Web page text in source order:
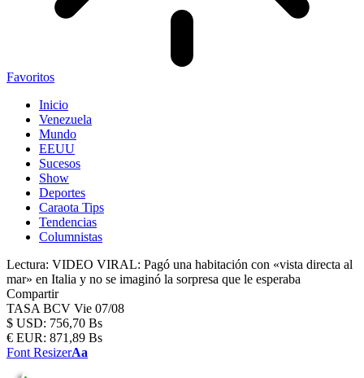
Favoritos
Inicio
Venezuela
Mundo
EEUU
Sucesos
Show
Deportes
Caraota Tips
Tendencias
Columnistas
Lectura: VIDEO VIRAL: Pagó una habitación con «vista directa al
mar» en Italia y no se imaginó la sorpresa que le esperaba
Compartir
TASA BCV Vie 07/08
$ USD: 756,70 Bs
€ EUR: 871,89 Bs
Font ResizerAa